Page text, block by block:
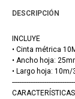
DESCRIPCIÓN
INCLUYE
• Cinta métrica
• Ancho hoja:
• Largo hoja: 10m/
CARACTERÍSTICAS